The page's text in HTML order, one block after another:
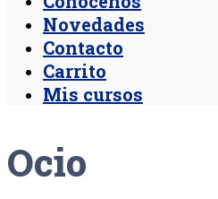
Novedades
Contacto
Carrito
Mis cursos
Ocio